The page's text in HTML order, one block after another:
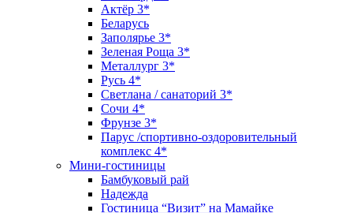
Актёр 3*
Беларусь
Заполярье 3*
Зеленая Роща 3*
Металлург 3*
Русь 4*
Светлана / санаторий 3*
Сочи 4*
Фрунзе 3*
Парус /спортивно-оздоровительный
комплекс 4*
Мини-гостиницы
Бамбуковый рай
Надежда
Гостиница “Визит” на Мамайке